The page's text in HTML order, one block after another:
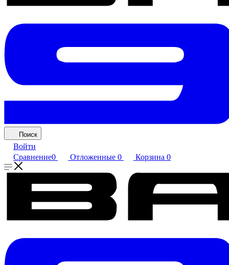
Поиск
Войти
Сравнение0 Отложенные 0 Корзина 0